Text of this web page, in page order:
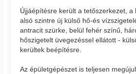
Újjáépítésre került a tetőszerkezet, a
alsó szintre új külső hő-és
antracit szürke, belül fehér színű,
hőszigetelt üvegezéssel ellátott -
kerültek beépítésre.
Az épületgépészet is teljesen